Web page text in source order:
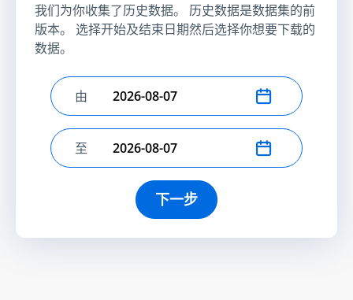
我们为你收集了历史数据。 历史数据是数据集的前
版本。 选择开始及结束日期然后选择你想要下载的
数据。
选择开始日期
由
选择结束日期
至
下一步